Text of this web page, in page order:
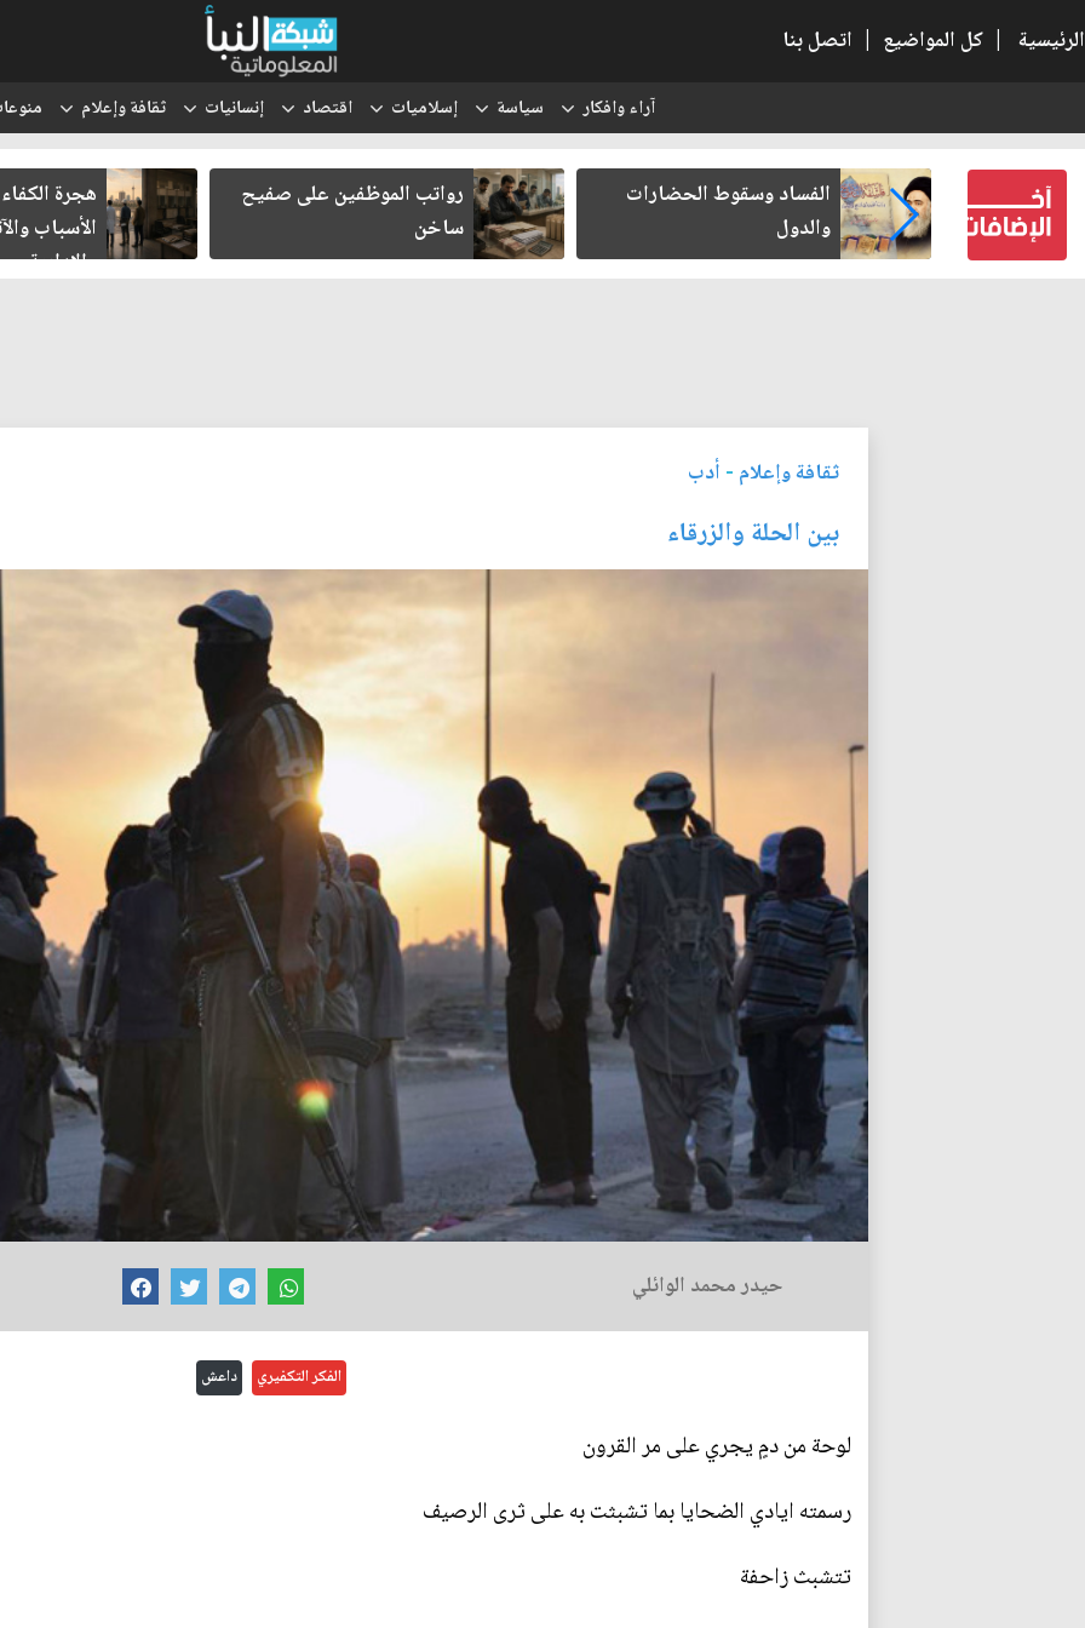
الرئيسية | كل المواضيع | اتصل بنا
آراء وافكار سياسة إسلاميات اقتصاد إنسانيات ثقافة وإعلام
كتب لنفسه
الفساد وسقوط الحضارات
والدول
رواتب الموظفين على صفيح
ساخن
هجرة
الأسباب
والإدارية
ثقافة وإعلام - أدب
بين الحلة والزرقاء
حيدر محمد الوائلي
الفكر التكفيري داعش
لوحة من دمٍ يجري على مر القرون
رسمته ايادي الضحايا بما تشبثت به على ثرى الرصيف
تتشبث زاحفة